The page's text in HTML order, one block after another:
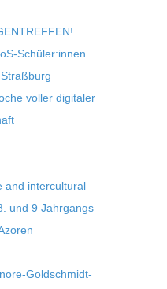
Schüler:innen
vol­ler digi­ta­ler
and inter­cul­tu­ral
und 9 Jahr­gangs
Goldschmidt-